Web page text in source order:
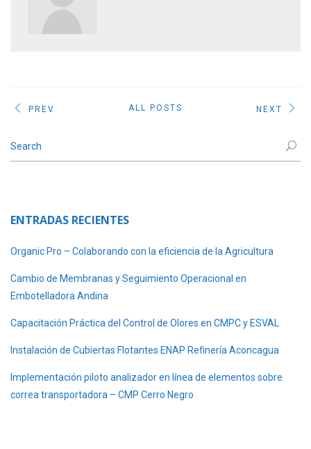
PREV ALL POSTS NEXT
ENTRADAS RECIENTES
Organic Pro – Colaborando con la eficiencia de la Agricultura
Cambio de Membranas y Seguimiento Operacional en
Embotelladora Andina
Capacitación Práctica del Control de Olores en CMPC y ESVAL
Instalación de Cubiertas Flotantes ENAP Refinería Aconcagua
Implementación piloto analizador en línea de elementos sobre
correa transportadora – CMP Cerro Negro